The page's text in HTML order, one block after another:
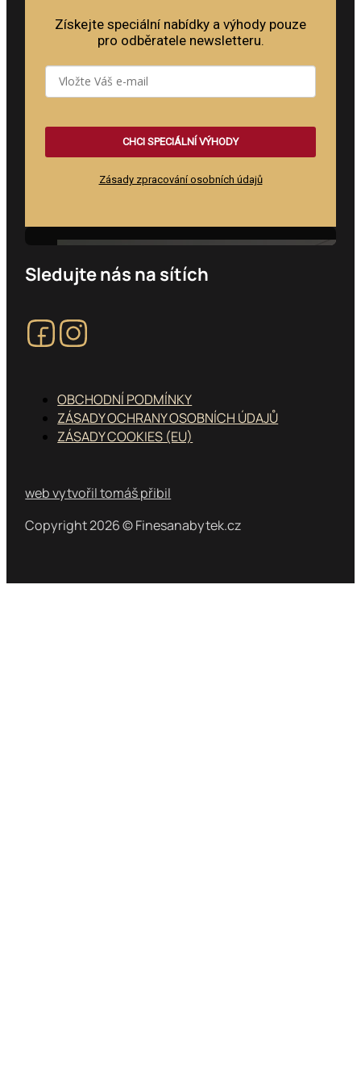
Získejte speciální nabídky a výhody pouze
pro odběratele newsletteru.
CHCI SPECIÁLNÍ VÝHODY
Zásady zpracování osobních údajů
Feature heading
Sledujte nás na sítích
Sledujte nás na Facebooku
Sledujte nás na Instagramu
OBCHODNÍ PODMÍNKY
ZÁSADY OCHRANY OSOBNÍCH ÚDAJŮ
ZÁSADY COOKIES (EU)
Copyright 2026 © Finesanabytek.cz
web vytvořil tomáš přibil